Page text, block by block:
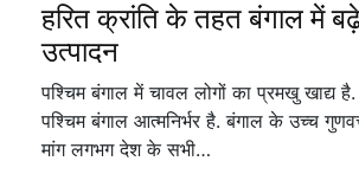
हरित क्रांति के तहत बंगाल में
उत्पादन
पश्चिम बंगाल में चावल लोगों का प्रमखु खाद्य
पश्चिम बंगाल आत्मनिर्भर है. बंगाल के उच्च
मांग लगभग देश के सभी…